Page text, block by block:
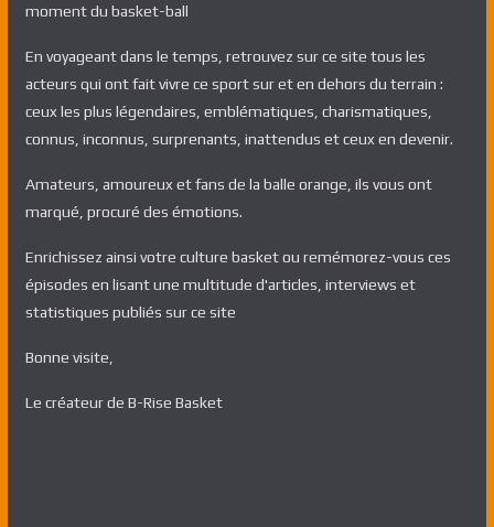
moment du basket-ball
En voyageant dans le temps, retrouvez sur ce site tous les
acteurs qui ont fait vivre ce sport sur et en dehors du terrain :
ceux les plus légendaires, emblématiques, charismatiques,
connus, inconnus, surprenants, inattendus et ceux en devenir.
Amateurs, amoureux et fans de la balle orange, ils vous ont
marqué, procuré des émotions.
Enrichissez ainsi votre culture basket ou remémorez-vous ces
épisodes en lisant une multitude d'articles, interviews et
statistiques publiés sur ce site
Bonne visite,
Le créateur de B-Rise Basket